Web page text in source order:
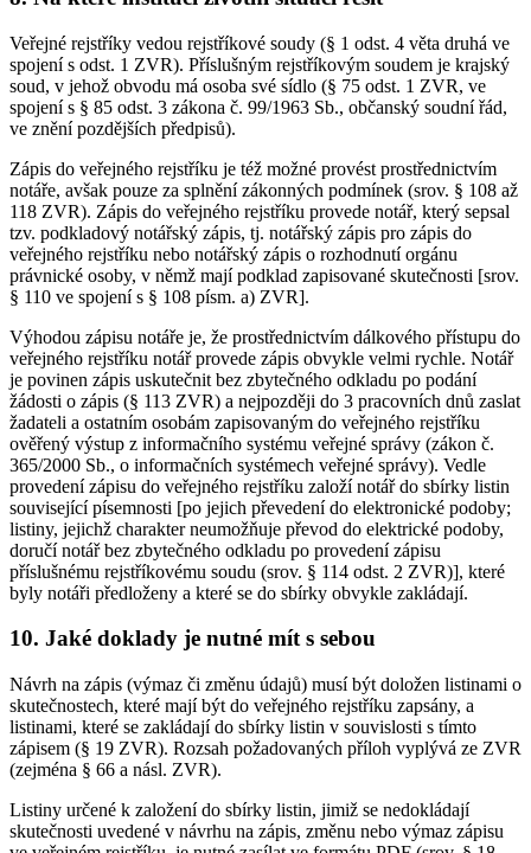
Veřejné rejstříky vedou rejstříkové soudy (§ 1 odst. 4 věta druhá ve
spojení s odst. 1 ZVR). Příslušným rejstříkovým soudem je krajský
soud, v jehož obvodu má osoba své sídlo (§ 75 odst. 1 ZVR, ve
spojení s § 85 odst. 3 zákona č. 99/1963 Sb., občanský soudní řád,
ve znění pozdějších předpisů).
Zápis do veřejného rejstříku je též možné provést prostřednictvím
notáře, avšak pouze za splnění zákonných podmínek (srov. § 108 až
118 ZVR). Zápis do veřejného rejstříku provede notář, který sepsal
tzv. podkladový notářský zápis, tj. notářský zápis pro zápis do
veřejného rejstříku nebo notářský zápis o rozhodnutí orgánu
právnické osoby, v němž mají podklad zapisované skutečnosti [srov.
§ 110 ve spojení s § 108 písm. a) ZVR].
Výhodou zápisu notáře je, že prostřednictvím dálkového přístupu do
veřejného rejstříku notář provede zápis obvykle velmi rychle. Notář
je povinen zápis uskutečnit bez zbytečného odkladu po podání
žádosti o zápis (§ 113 ZVR) a nejpozději do 3 pracovních dnů zaslat
žadateli a ostatním osobám zapisovaným do veřejného rejstříku
ověřený výstup z informačního systému veřejné správy (zákon č.
365/2000 Sb., o informačních systémech veřejné správy). Vedle
provedení zápisu do veřejného rejstříku založí notář do sbírky listin
související písemnosti [po jejich převedení do elektronické podoby;
listiny, jejichž charakter neumožňuje převod do elektrické podoby,
doručí notář bez zbytečného odkladu po provedení zápisu
příslušnému rejstříkovému soudu (srov. § 114 odst. 2 ZVR)], které
byly notáři předloženy a které se do sbírky obvykle zakládají.
10. Jaké doklady je nutné mít s sebou
Návrh na zápis (výmaz či změnu údajů) musí být doložen listinami o
skutečnostech, které mají být do veřejného rejstříku zapsány, a
listinami, které se zakládají do sbírky listin v souvislosti s tímto
zápisem (§ 19 ZVR). Rozsah požadovaných příloh vyplývá ze ZVR
(zejména § 66 a násl. ZVR).
Listiny určené k založení do sbírky listin, jimiž se nedokládají
skutečnosti uvedené v návrhu na zápis, změnu nebo výmaz zápisu